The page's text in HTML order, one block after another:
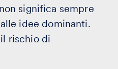
significa sempre
idee dominanti.
rischio di